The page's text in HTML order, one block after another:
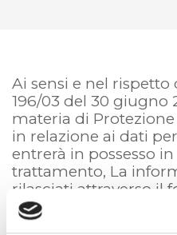
Ai sensi e nel rispetto
196/03 del 30 giugno
materia di
in relazione ai dati
entrerà in possesso
trattamento, La
rilasciati attraverso il
trattati nel pieno
dal predetto Codice,